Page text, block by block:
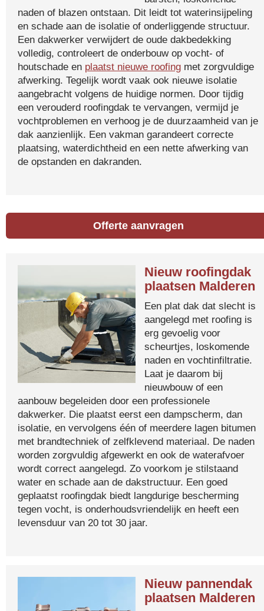
naden of blazen ontstaan. Dit leidt tot waterinsijpeling
en schade aan de isolatie of onderliggende structuur.
Een dakwerker verwijdert de oude dakbedekking
volledig, controleert de onderbouw op vocht- of
houtschade en plaatst nieuwe roofing met zorgvuldige
afwerking. Tegelijk wordt vaak ook nieuwe isolatie
aangebracht volgens de huidige normen. Door tijdig
een verouderd roofingdak te vervangen, vermijd je
vochtproblemen en verhoog je de duurzaamheid van je
dak aanzienlijk. Een vakman garandeert correcte
plaatsing, waterdichtheid en een nette afwerking van
de opstanden en dakranden.
Offerte aanvragen
Nieuw roofingdak
plaatsen Malderen
Een plat dak dat slecht is
aangelegd met roofing is
erg gevoelig voor
scheurtjes, loskomende
naden en vochtinfiltratie.
Laat je daarom bij
nieuwbouw of een
aanbouw begeleiden door een professionele
dakwerker. Die plaatst eerst een dampscherm, dan
isolatie, en vervolgens één of meerdere lagen bitumen
met brandtechniek of zelfklevend materiaal. De naden
worden zorgvuldig afgewerkt en ook de waterafvoer
wordt correct aangelegd. Zo voorkom je stilstaand
water en schade aan de dakstructuur. Een goed
geplaatst roofingdak biedt langdurige bescherming
tegen vocht, is onderhoudsvriendelijk en heeft een
levensduur van 20 tot 30 jaar.
Nieuw pannendak
plaatsen Malderen